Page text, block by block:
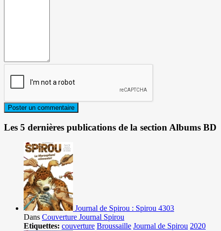
Les 5 dernières publications de la section Albums BD
Journal de Spirou : Spirou 4303
Dans Couverture Journal Spirou
Etiquettes: couverture Broussaille Journal de Spirou 2020